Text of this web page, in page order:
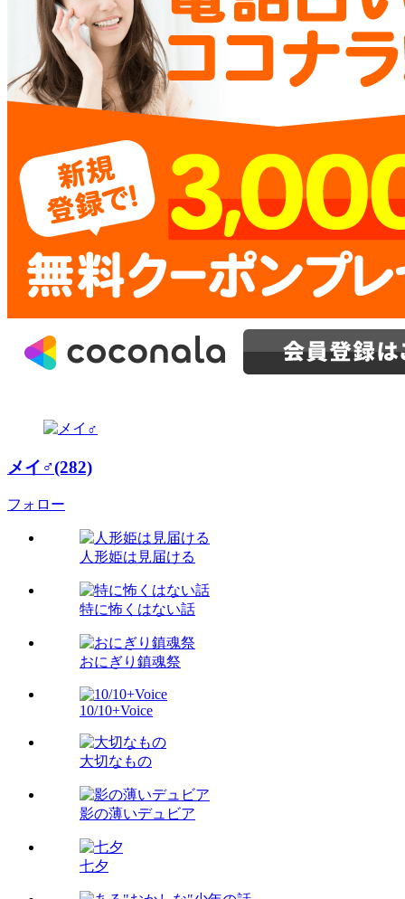
メイ♂(282)
フォロー
人形姫は見届ける
特に怖くはない話
おにぎり鎮魂祭
10/10+Voice
大切なもの
影の薄いデュビア
七夕